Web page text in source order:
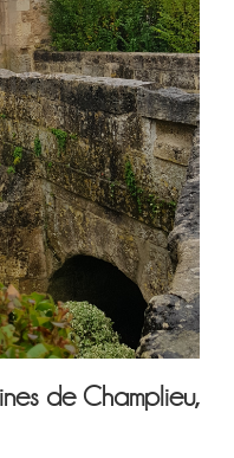
de Champlieu,